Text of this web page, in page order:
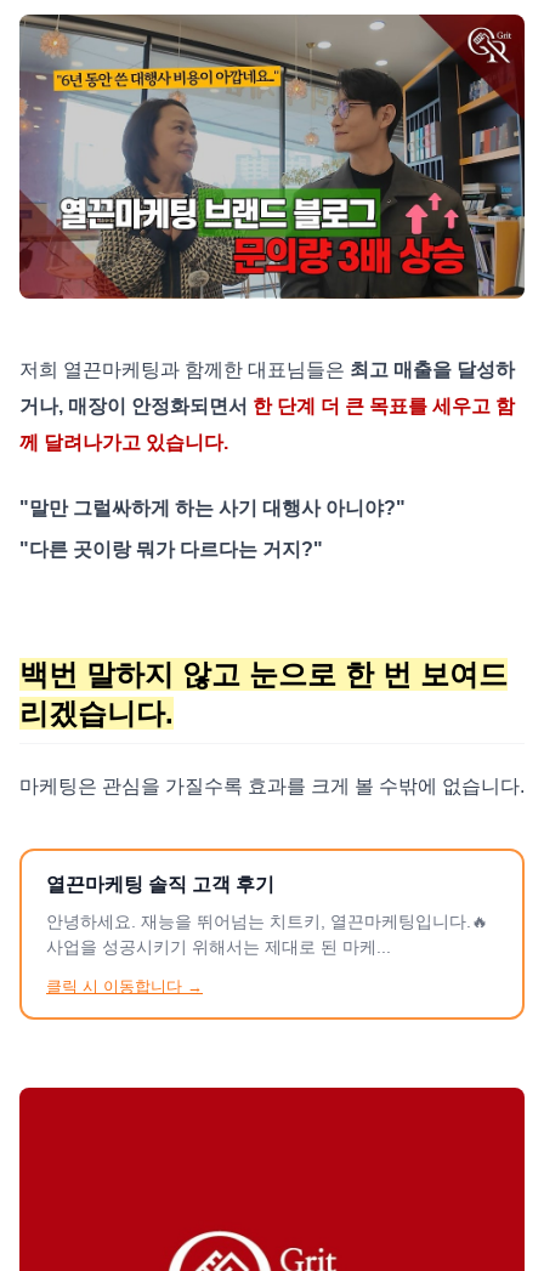
저희 열끈마케팅과 함께한 대표님들은 최고 매출을 달성하
거나, 매장이 안정화되면서 한 단계 더 큰 목표를 세우고 함
께 달려나가고 있습니다.
"말만 그럴싸하게 하는 사기 대행사 아니야?"
"다른 곳이랑 뭐가 다르다는 거지?"
백번 말하지 않고 눈으로 한 번 보여드
리겠습니다.
마케팅은 관심을 가질수록 효과를 크게 볼 수밖에 없습니다.
열끈마케팅 솔직 고객 후기
안녕하세요. 재능을 뛰어넘는 치트키, 열끈마케팅입니다.🔥
사업을 성공시키기 위해서는 제대로 된 마케...
클릭 시 이동합니다 →